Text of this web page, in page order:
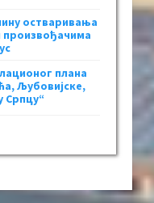
остваривања
плана
Љубовијске,
Српцу“